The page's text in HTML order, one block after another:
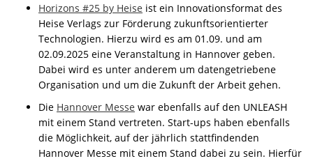
Horizons #25 by Heise ist ein Innovationsformat des
Heise Verlags zur Förderung zukunftsorientierter
Technologien. Hierzu wird es am 01.09. und am
02.09.2025 eine Veranstaltung in Hannover geben.
Dabei wird es unter anderem um datengetriebene
Organisation und um die Zukunft der Arbeit gehen.
Die Hannover Messe war ebenfalls auf den UNLEASH
mit einem Stand vertreten. Start-ups haben ebenfalls
die Möglichkeit, auf der jährlich stattfindenden
Hannover Messe mit einem Stand dabei zu sein. Hierfür